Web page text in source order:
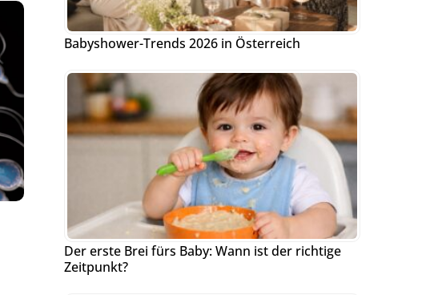
Babyshower-Trends 2026 in Österreich
Der erste Brei fürs Baby: Wann ist der richtige
Zeitpunkt?